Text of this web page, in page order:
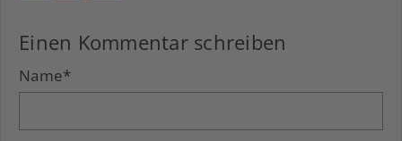
Einen Kommentar schreiben
Name*